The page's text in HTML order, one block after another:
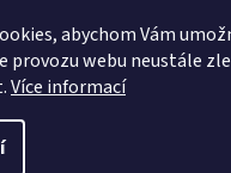
abychom Vám
provozu webu neustále
Více informací